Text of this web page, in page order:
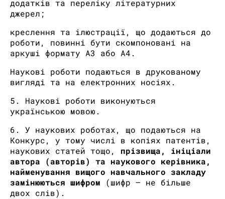
додатків та переліку літературних
джерел;
креслення та ілюстрації, що додаються до
роботи, повинні бути скомпоновані на
аркуші формату А3 або А4.
Наукові роботи подаються в друкованому
вигляді та на електронних носіях.
5. Наукові роботи виконуються
українською мовою.
6. У наукових роботах, що подаються на
Конкурс, у тому числі в копіях патентів,
наукових статей тощо, прізвища, ініціали
автора (авторів) та наукового керівника,
найменування вищого навчального закладу
замінюються шифром (шифр – не більше
двох слів).